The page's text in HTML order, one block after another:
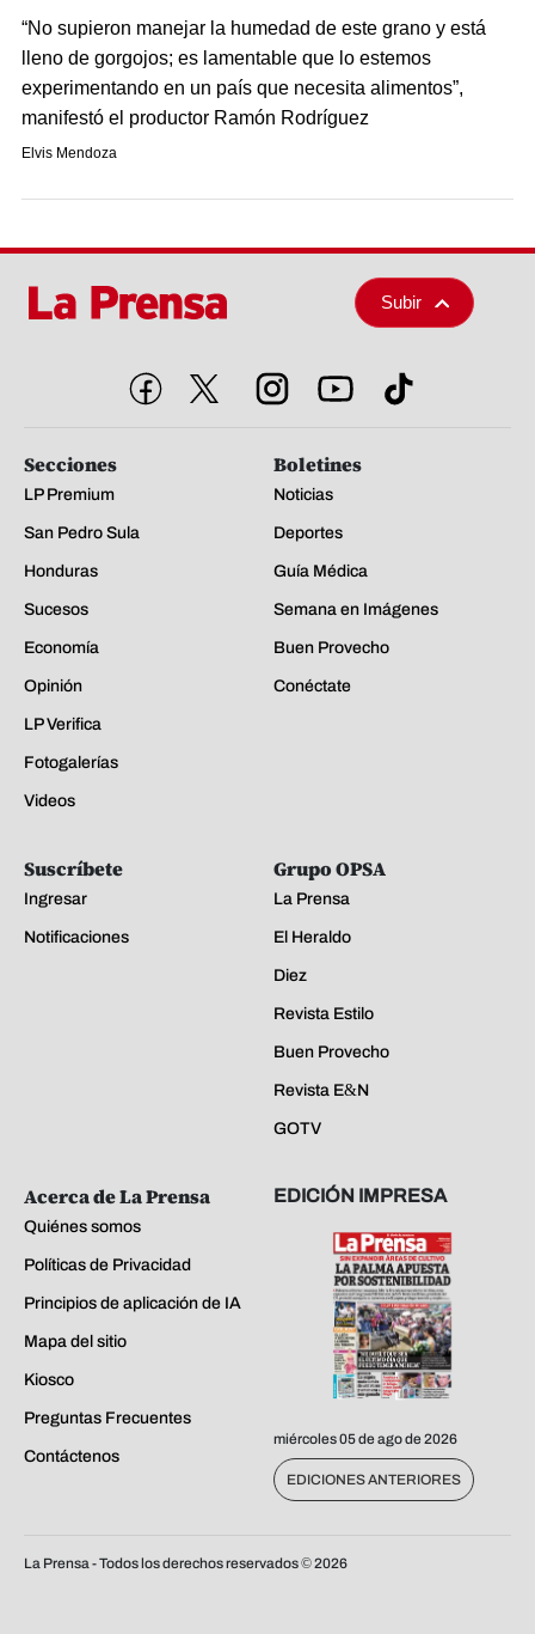
“No supieron manejar la humedad de este grano y está
lleno de gorgojos; es lamentable que lo estemos
experimentando en un país que necesita alimentos”,
manifestó el productor Ramón Rodríguez
Elvis Mendoza
Subir
Secciones
LP Premium
San Pedro Sula
Honduras
Sucesos
Economía
Opinión
LP Verifica
Fotogalerías
Videos
Boletines
Noticias
Deportes
Guía Médica
Semana en Imágenes
Buen Provecho
Conéctate
Suscríbete
Ingresar
Notificaciones
Grupo OPSA
La Prensa
El Heraldo
Diez
Revista Estilo
Buen Provecho
Revista E&N
GOTV
Acerca de La Prensa
Quiénes somos
Políticas de Privacidad
Principios de aplicación de IA
Mapa del sitio
Kiosco
Preguntas Frecuentes
Contáctenos
EDICIÓN IMPRESA
miércoles 05 de ago de 2026
EDICIONES ANTERIORES
La Prensa - Todos los derechos reservados ©2026